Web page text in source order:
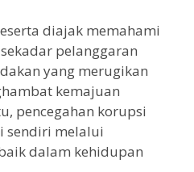
diajak memahami
pelanggaran
yang merugikan
kemajuan
pencegahan korupsi
sendiri melalui
dalam kehidupan